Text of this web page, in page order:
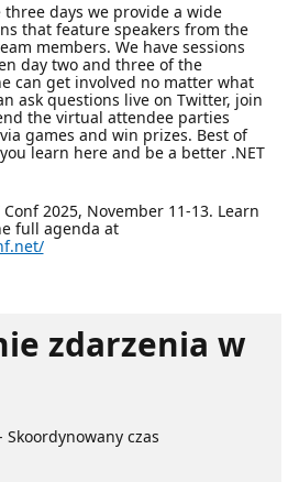
days we provide a wide
that feature speakers from the
members. We have sessions
day two and three of the
can get involved no matter what
ask questions live on Twitter, join
the virtual attendee parties
games and win prizes. Best of
learn here and be a better .NET
2025, November 11-13. Learn
full agenda at
zdarzenia w
Skoordynowany czas